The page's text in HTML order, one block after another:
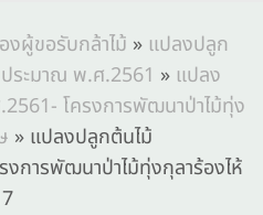
ผู้ขอรับกล้าไม้ » แปลงปลูก
ระมาณ พ.ศ.2561 » แปลง
โครงการพัฒนาป่าไม้ทุ่ง
» แปลงปลูกต้นไม้
การพัฒนาป่าไม้ทุ่งกุลาร้องไห้